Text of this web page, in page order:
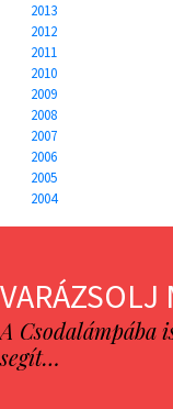
2013
2012
2011
2010
2009
2008
2007
2006
2005
2004
VARÁZSOLJ
A Csodalámpába
segít…